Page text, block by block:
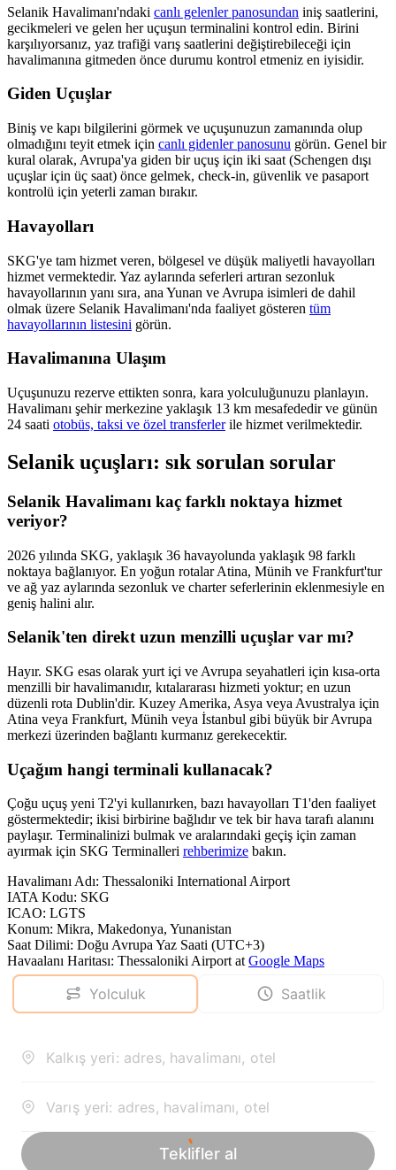
Selanik Havalimanı'ndaki canlı gelenler panosundan iniş saatlerini,
gecikmeleri ve gelen her uçuşun terminalini kontrol edin. Birini
karşılıyorsanız, yaz trafiği varış saatlerini değiştirebileceği için
havalimanına gitmeden önce durumu kontrol etmeniz en iyisidir.
Giden Uçuşlar
Biniş ve kapı bilgilerini görmek ve uçuşunuzun zamanında olup
olmadığını teyit etmek için canlı gidenler panosunu görün. Genel bir
kural olarak, Avrupa'ya giden bir uçuş için iki saat (Schengen dışı
uçuşlar için üç saat) önce gelmek, check-in, güvenlik ve pasaport
kontrolü için yeterli zaman bırakır.
Havayolları
SKG'ye tam hizmet veren, bölgesel ve düşük maliyetli havayolları
hizmet vermektedir. Yaz aylarında seferleri artıran sezonluk
havayollarının yanı sıra, ana Yunan ve Avrupa isimleri de dahil
olmak üzere Selanik Havalimanı'nda faaliyet gösteren tüm
havayollarının listesini görün.
Havalimanına Ulaşım
Uçuşunuzu rezerve ettikten sonra, kara yolculuğunuzu planlayın.
Havalimanı şehir merkezine yaklaşık 13 km mesafededir ve günün
24 saati otobüs, taksi ve özel transferlerile hizmet verilmektedir.
Selanik uçuşları: sık sorulan sorular
Selanik Havalimanı kaç farklı noktaya hizmet
veriyor?
2026 yılında SKG, yaklaşık 36 havayolunda yaklaşık 98 farklı
noktaya bağlanıyor. En yoğun rotalar Atina, Münih ve Frankfurt'tur
ve ağ yaz aylarında sezonluk ve charter seferlerinin eklenmesiyle en
geniş halini alır.
Selanik'ten direkt uzun menzilli uçuşlar var mı?
Hayır. SKG esas olarak yurt içi ve Avrupa seyahatleri için kısa-orta
menzilli bir havalimanıdır, kıtalararası hizmeti yoktur; en uzun
düzenli rota Dublin'dir. Kuzey Amerika, Asya veya Avustralya için
Atina veya Frankfurt, Münih veya İstanbul gibi büyük bir Avrupa
merkezi üzerinden bağlantı kurmanız gerekecektir.
Uçağım hangi terminali kullanacak?
Çoğu uçuş yeni T2'yi kullanırken, bazı havayolları T1'den faaliyet
göstermektedir; ikisi birbirine bağlıdır ve tek bir hava tarafı alanını
paylaşır. Terminalinizi bulmak ve aralarındaki geçiş için zaman
ayırmak için SKG Terminalleri rehberimize bakın.
Havalimanı Adı: Thessaloniki International Airport
IATA Kodu: SKG
ICAO: LGTS
Konum: Mikra, Makedonya, Yunanistan
Saat Dilimi: Doğu Avrupa Yaz Saati (UTC+3)
Havaalanı Haritası: Thessaloniki AirportatGoogle Maps